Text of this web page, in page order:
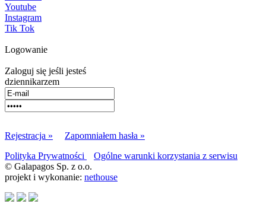
Youtube
Instagram
Tik Tok
Logowanie
Zaloguj się jeśli jesteś
dziennikarzem
Rejestracja »
Zapomniałem hasła »
Polityka Prywatności
Ogólne warunki korzystania z serwisu
© Galapagos Sp. z o.o.
projekt i wykonanie: nethouse